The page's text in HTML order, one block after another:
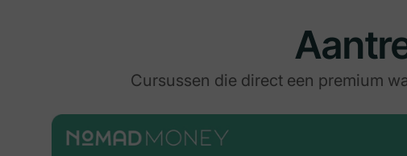
Cursussen die direct een premium